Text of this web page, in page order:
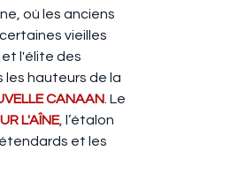
où les anciens
vieilles
l'élite des
les hauteurs de la
CANAAN . Le
L'AÎNE, l’étalon
étendards et les